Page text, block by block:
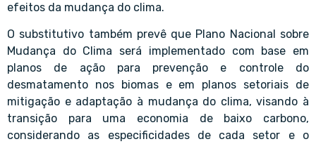
efeitos da mudança do clima.
O substitutivo também prevê que Plano Nacional sobre
Mudança do Clima será implementado com base em
planos de ação para prevenção e controle do
desmatamento nos biomas e em planos setoriais de
mitigação e adaptação à mudança do clima, visando à
transição para uma economia de baixo carbono,
considerando as especificidades de cada setor e o